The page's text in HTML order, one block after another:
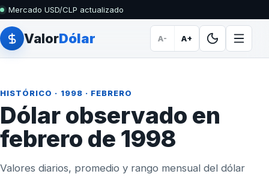
Mercado USD/CLP actualizado
ValorDólar A- A+
HISTÓRICO · 1998 · FEBRERO
Dólar observado en
febrero de 1998
Valores diarios, promedio y rango mensual del dólar